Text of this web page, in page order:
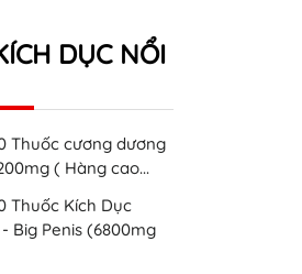
DỤC NỔI
Thuốc cương dương
( Hàng cao...
Thuốc Kích Dục
Big Penis (6800mg